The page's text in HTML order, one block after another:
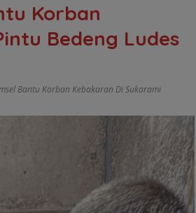
Korban
Bedeng Ludes
Bantu Korban Kebakaran Di Sukarami